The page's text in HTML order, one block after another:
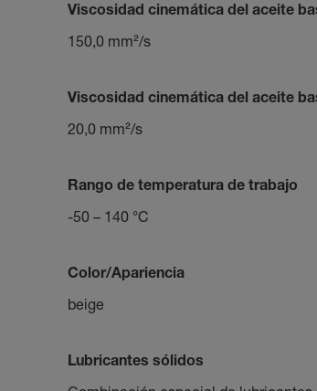
Viscosidad cinemática del aceite
150,0 mm²/s
Viscosidad cinemática del aceite
20,0 mm²/s
Rango de temperatura de trabajo
-50 – 140 °C
Color/Apariencia
beige
Lubricantes sólidos